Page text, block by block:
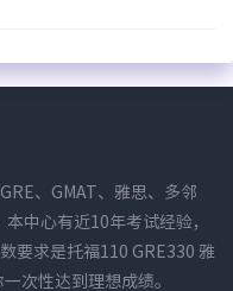
、GMAT、雅思、多邻
中心有近10年考试经验，
要求是托福110 GRE330 雅
次性达到理想成绩。